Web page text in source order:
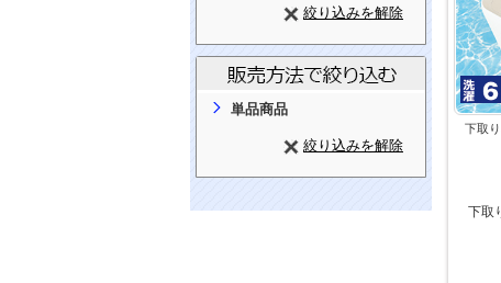
絞り込みを解除
単品商品
絞り込みを解除
下取
下取